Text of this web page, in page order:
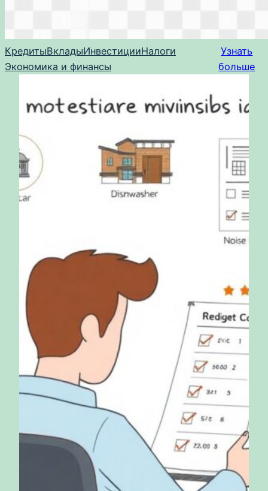
КредитыВкладыИнвестицииНалоги
Экономика и финансы
Узнать
больше